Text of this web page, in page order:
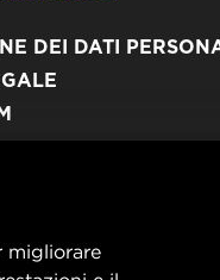
DEI DATI
migliorare